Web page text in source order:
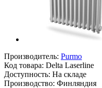
Производитель: Purmo
Код товара: Delta Laserline
Доступность: На складе
Производство: Финляндия